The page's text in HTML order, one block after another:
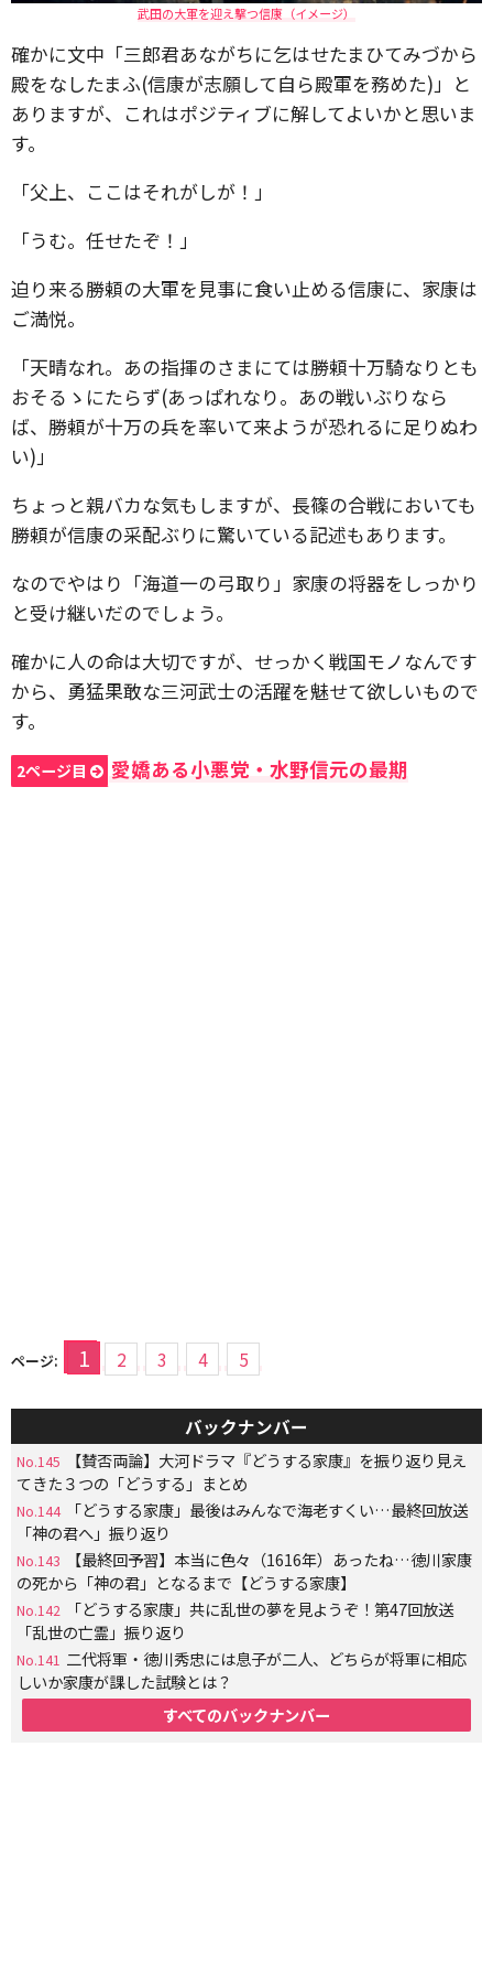
武田の大軍を迎え撃つ信康（イメージ）
確かに文中「三郎君あながちに乞はせたまひてみづから
殿をなしたまふ(信康が志願して自ら殿軍を務めた)」と
ありますが、これはポジティブに解してよいかと思いま
す。
「父上、ここはそれがしが！」
「うむ。任せたぞ！」
迫り来る勝頼の大軍を見事に食い止める信康に、家康は
ご満悦。
「天晴なれ。あの指揮のさまにては勝頼十万騎なりとも
おそるゝにたらず(あっぱれなり。あの戦いぶりなら
ば、勝頼が十万の兵を率いて来ようが恐れるに足りぬわ
い)」
ちょっと親バカな気もしますが、長篠の合戦においても
勝頼が信康の采配ぶりに驚いている記述もあります。
なのでやはり「海道一の弓取り」家康の将器をしっかり
と受け継いだのでしょう。
確かに人の命は大切ですが、せっかく戦国モノなんです
から、勇猛果敢な三河武士の活躍を魅せて欲しいもので
す。
2ページ目 愛嬌ある小悪党・水野信元の最期
ページ: 1 2 3 4 5
バックナンバー
No.145
【賛否両論】大河ドラマ『どうする家康』を振り返り見え
てきた３つの「どうする」まとめ
No.144
「どうする家康」最後はみんなで海老すくい…最終回放送
「神の君へ」振り返り
No.143
【最終回予習】本当に色々（1616年）あったね…徳川家康
の死から「神の君」となるまで【どうする家康】
No.142
「どうする家康」共に乱世の夢を見ようぞ！第47回放送
「乱世の亡霊」振り返り
No.141 二代将軍・徳川秀忠には息子が二人、どちらが将軍に相応
しいか家康が課した試験とは？
すべてのバックナンバー